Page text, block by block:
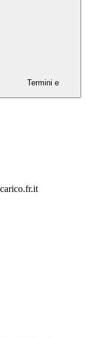
Termini e